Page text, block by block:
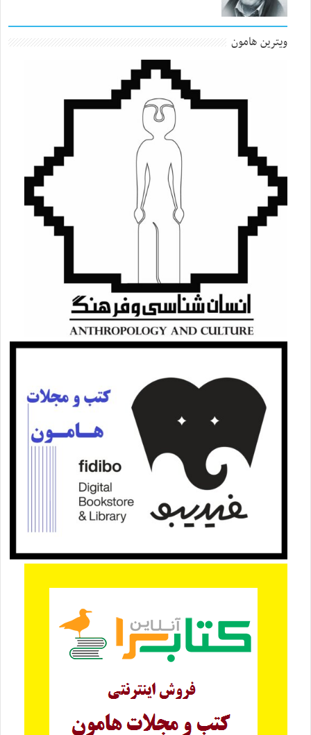
ویترین هامون